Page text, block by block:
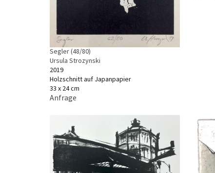
Segler (48/80)
Ursula Strozynski
2019
Holzschnitt auf Japanpapier
33 x 24 cm
Anfrage